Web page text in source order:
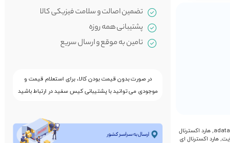
,هارد اکسترنال
,هارد اکسترنال ای
تضمین اصالت و سلامت فیزیکی کالا
پشتیبانی همه روزه
تامین به موقع و ارسال سریع
در صورت بدون قیمت بودن کالا، برای استعلام قیمت و
موجودی می توانید با پشتیبانی کیس سفید در ارتباط باشید